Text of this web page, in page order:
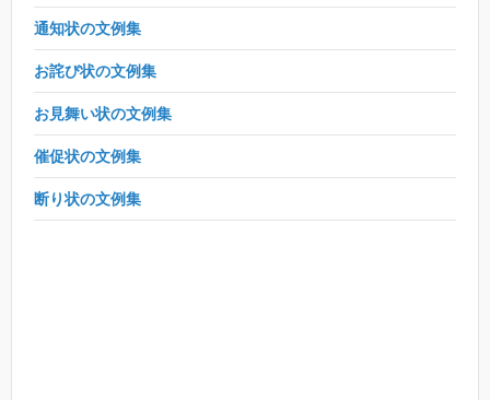
通知状の文例集
お詫び状の文例集
お見舞い状の文例集
催促状の文例集
断り状の文例集